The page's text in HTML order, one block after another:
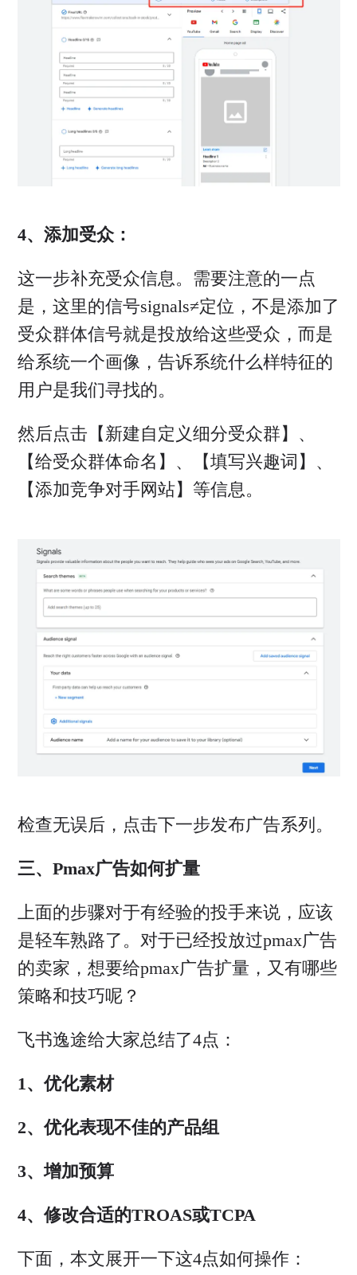
4、添加受众：
这一步补充受众信息。需要注意的一点
是，这里的信号signals≠定位，不是添加了
受众群体信号就是投放给这些受众，而是
给系统一个画像，告诉系统什么样特征的
用户是我们寻找的。
然后点击【新建自定义细分受众群】、
【给受众群体命名】、【填写兴趣词】、
【添加竞争对手网站】等信息。
检查无误后，点击下一步发布广告系列。
三、Pmax广告如何扩量
上面的步骤对于有经验的投手来说，应该
是轻车熟路了。对于已经投放过pmax广告
的卖家，想要给pmax广告扩量，又有哪些
策略和技巧呢？
飞书逸途给大家总结了4点：
1、优化素材
2、优化表现不佳的产品组
3、增加预算
4、修改合适的TROAS或TCPA
下面，本文展开一下这4点如何操作：